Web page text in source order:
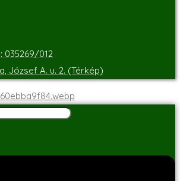
035269/012
József A. u. 2. (Térkép)